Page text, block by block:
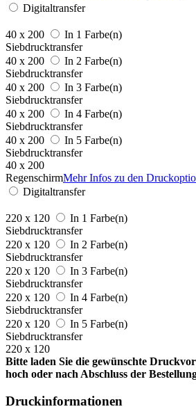
Digitaltransfer
40 x 200
In 1 Farbe(n)
Siebdrucktransfer
40 x 200
In 2 Farbe(n)
Siebdrucktransfer
40 x 200
In 3 Farbe(n)
Siebdrucktransfer
40 x 200
In 4 Farbe(n)
Siebdrucktransfer
40 x 200
In 5 Farbe(n)
Siebdrucktransfer
40 x 200
RegenschirmMehr Infos zu den
Digitaltransfer
220 x 120
In 1 Farbe(n)
Siebdrucktransfer
220 x 120
In 2 Farbe(n)
Siebdrucktransfer
220 x 120
In 3 Farbe(n)
Siebdrucktransfer
220 x 120
In 4 Farbe(n)
Siebdrucktransfer
220 x 120
In 5 Farbe(n)
Siebdrucktransfer
220 x 120
Bitte laden Sie die gewünschte
hoch oder nach Abschluss der
Druckinformationen